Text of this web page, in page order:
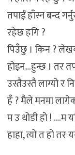
तपाईं हाँस्न बन्द
रहेछ हगि ?
पिउँछु । किन ?
होइन…हुन्छ । तर
उस्तैउस्तै लाग्यो र
हँ ? मैले मनमा
म उ थोडी हो ! ….म
हाहा, त्यो त हो तर